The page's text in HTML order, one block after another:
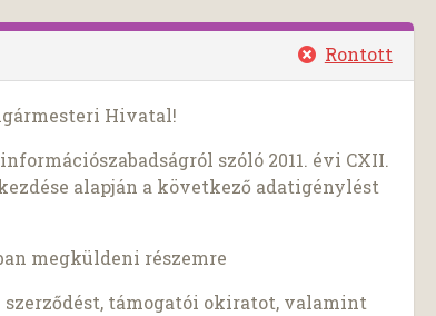
Rontott
Hivatal!
szóló 2011. évi CXII.
alapján a következő adatigénylést
megküldeni részemre
támogatói okiratot, valamint